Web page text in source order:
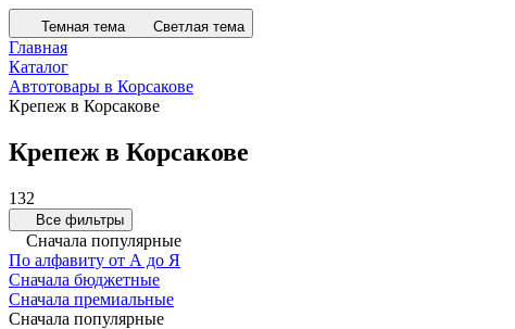
Темная тема Светлая тема
Главная
Каталог
Автотовары в Корсакове
Крепеж в Корсакове
Крепеж в Корсакове
132
Все фильтры
Сначала популярные
По алфавиту от А до Я
Сначала бюджетные
Сначала премиальные
Сначала популярные